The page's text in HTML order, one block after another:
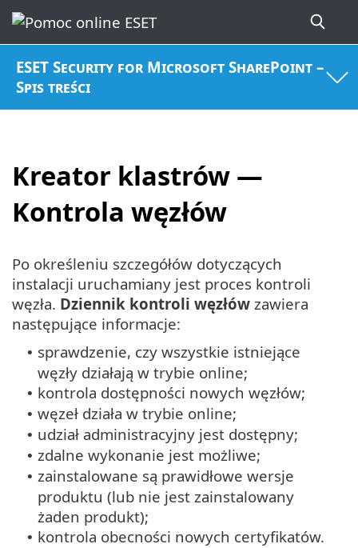
ESET Security for Microsoft SharePoint –
Spis treści
Kreator klastrów —
Kontrola węzłów
Po określeniu szczegółów dotyczących
instalacji uruchamiany jest proces kontroli
węzła. Dziennik kontroli węzłów zawiera
następujące informacje:
• sprawdzenie, czy wszystkie istniejące
węzły działają w trybie online;
• kontrola dostępności nowych węzłów;
• węzeł działa w trybie online;
• udział administracyjny jest dostępny;
• zdalne wykonanie jest możliwe;
• zainstalowane są prawidłowe wersje
produktu (lub nie jest zainstalowany
żaden produkt);
• kontrola obecności nowych certyfikatów.